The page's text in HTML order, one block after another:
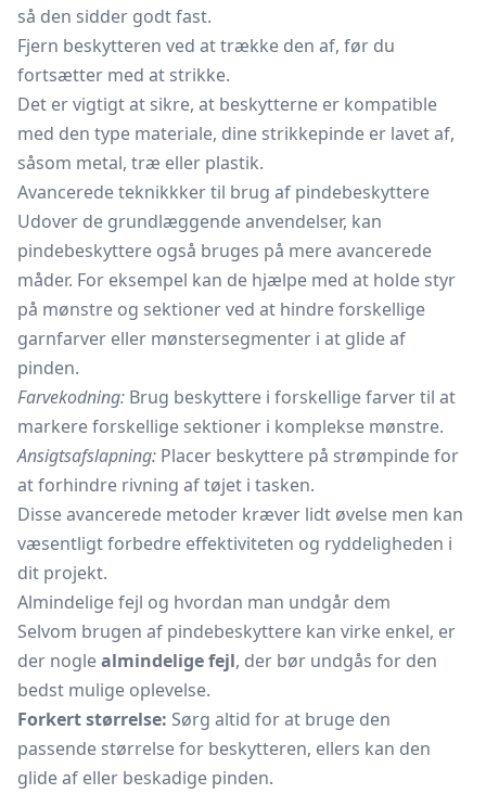
så den sidder godt fast.
Fjern beskytteren ved at trække den af, før du
fortsætter med at strikke.
Det er vigtigt at sikre, at beskytterne er kompatible
med den type materiale, dine strikkepinde er lavet af,
såsom metal, træ eller plastik.
Avancerede teknikkker til brug af pindebeskyttere
Udover de grundlæggende anvendelser, kan
pindebeskyttere også bruges på mere avancerede
måder. For eksempel kan de hjælpe med at holde styr
på mønstre og sektioner ved at hindre forskellige
garnfarver eller mønstersegmenter i at glide af
pinden.
Farvekodning: Brug beskyttere i forskellige farver til at
markere forskellige sektioner i komplekse mønstre.
Ansigtsafslapning: Placer beskyttere på strømpinde for
at forhindre rivning af tøjet i tasken.
Disse avancerede metoder kræver lidt øvelse men kan
væsentligt forbedre effektiviteten og ryddeligheden i
dit projekt.
Almindelige fejl og hvordan man undgår dem
Selvom brugen af pindebeskyttere kan virke enkel, er
der noglealmindelige fejl, der bør undgås for den
bedst mulige oplevelse.
Forkert størrelse: Sørg altid for at bruge den
passende størrelse for beskytteren, ellers kan den
glide af eller beskadige pinden.